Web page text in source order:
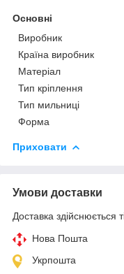
Основні
Виробник
Країна виробник
Матеріал
Тип кріплення
Тип мильниці
Форма
Приховати
Умови доставки
Доставка здійснюється
Нова Пошта
Укрпошта